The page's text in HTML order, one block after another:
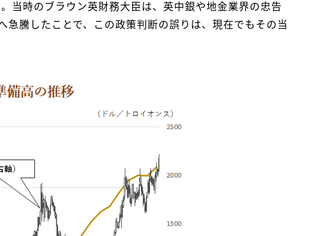
当時のブラウン英財務大臣は、英中銀や地金業界の忠告
騰したことで、この政策判断の誤りは、現在でもその当